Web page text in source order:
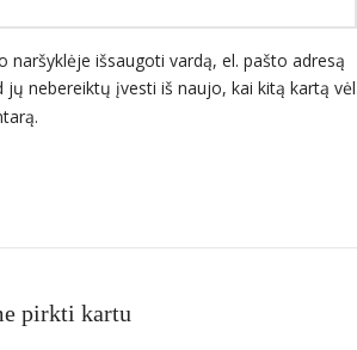
naršyklėje išsaugoti vardą, el. pašto adresą
jų nebereiktų įvesti iš naujo, kai kitą kartą vėl
pirkti kartu